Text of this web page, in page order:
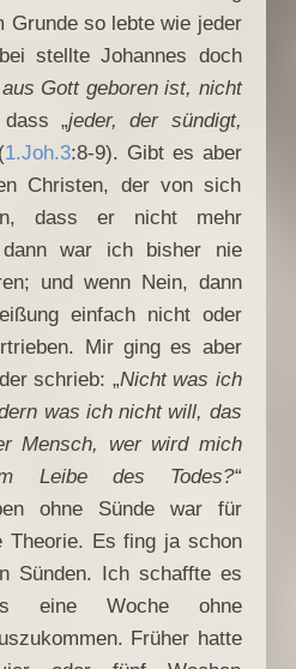
Grunde so lebte wie jeder
stellte Johannes doch
Gott geboren ist, nicht
„jeder, der sündigt,
1.Joh.3:8-9). Gibt es aber
Christen, der von sich
dass er nicht mehr
war ich bisher nie
und wenn Nein, dann
einfach nicht oder
Mir ging es aber
schrieb: „Nicht was ich
was ich nicht will, das
Mensch, wer wird mich
Leibe des Todes?“
ohne Sünde war für
Theorie. Es fing ja schon
Sünden. Ich schaffte es
eine Woche ohne
Früher hatte